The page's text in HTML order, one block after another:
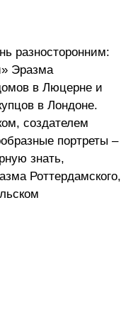
разносторонним:
Эразма
в Люцерне и
в Лондоне.
создателем
портреты –
знать,
Роттердамского,